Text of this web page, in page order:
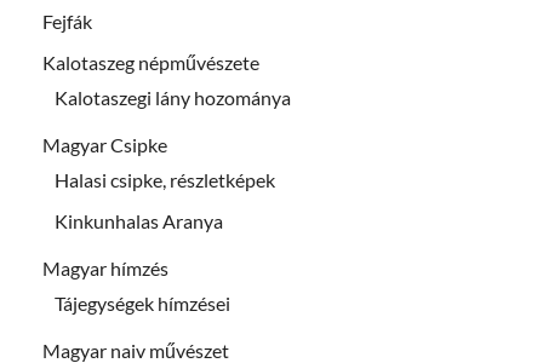
Fejfák
Kalotaszeg népművészete
Kalotaszegi lány hozománya
Magyar Csipke
Halasi csipke, részletképek
Kinkunhalas Aranya
Magyar hímzés
Tájegységek hímzései
Magyar naiv művészet